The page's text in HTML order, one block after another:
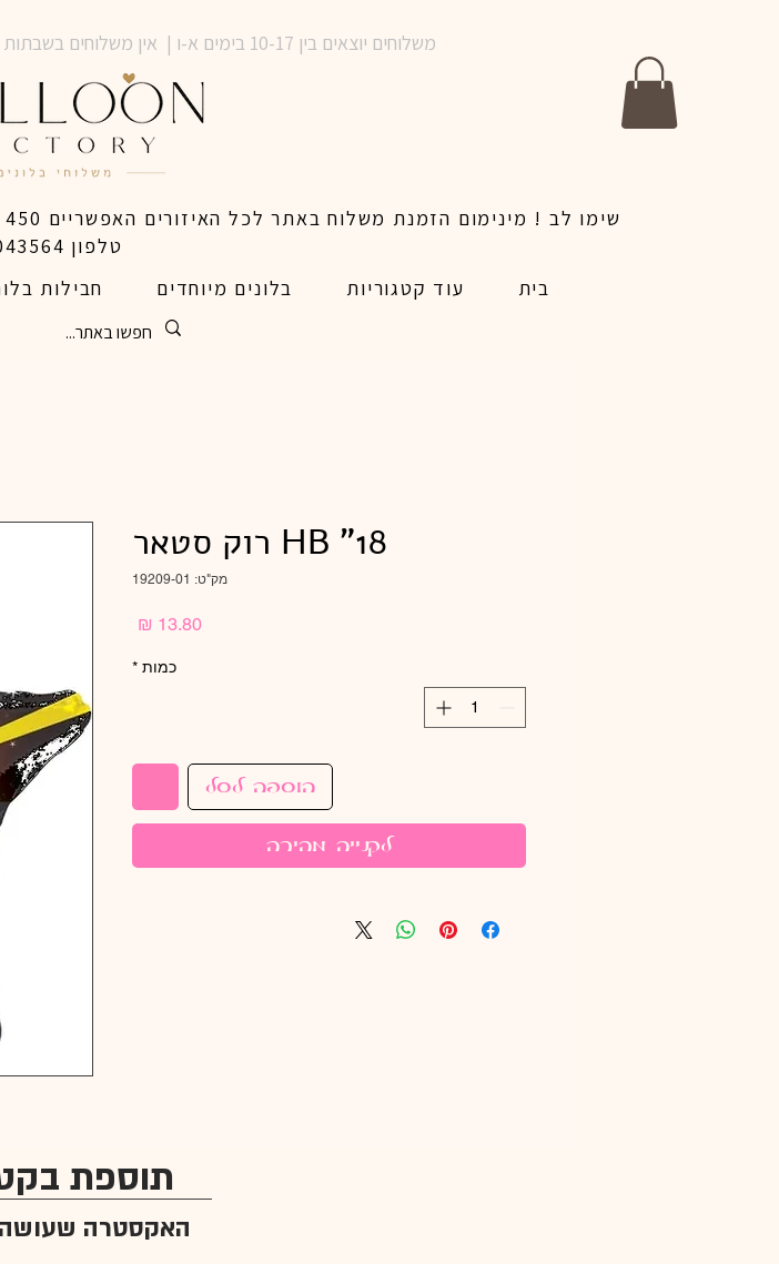
משלוחים יוצאים בין 10-17 בימים א-ו | אין משלוחים בשבתות וחגים | ניתן לבצע הזמנה לאותו היום עד שעה 14:00
טלפון 0547043564
בית
עוד קטגוריות בלונים מיוחדים חבילות
HB "18 רוק סטאר
מק"ט: 19209-01
כמות *
הוספה לסל
לקנייה מהירה
תוספת
האקסטרה